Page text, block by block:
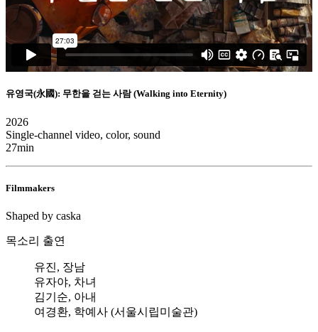
유영국(永國): 무한을 걷는 사람 (Walking into Eternity)
2026
Single-channel video, color, sound
27min
Filmmakers
Shaped by caska
목소리 출연
유진, 장남
유자야, 차녀
김기순, 아내
여경환, 학예사 (서울시립미술관)